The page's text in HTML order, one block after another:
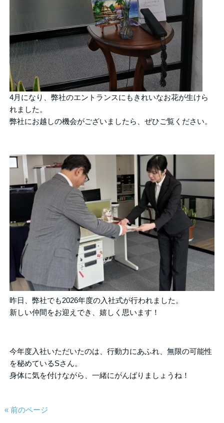
4月になり、弊社のエントランスにもきれいなお花が生けら
れました。
弊社にお越しの機会がございましたら、ぜひご覧ください。
昨日、弊社でも2026年度の入社式が行われました。
新しい仲間をお迎えでき、嬉しく思います！
今年度入社いただいたのは、行動力にあふれ、無限の可能性
を秘めているSさん。
身体に気を付けながら、一緒にがんばりましょうね！
« 前のページ